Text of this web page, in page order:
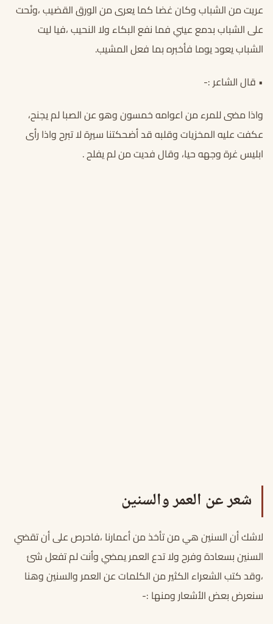
عريت من الشباب وكان غضا كما يعرى من الورق القضيب ،ونُحت
على الشباب بدمع عيني فما نفع البكاء ولا النحيب ،فيا ليت
الشباب يعود يوما فأخبره بما فعل المشيب.
• قال الشاعر :-
واذا مضى للمرء من اعوامه خمسون وهو عن الصبا لم يجنح،
عكفت عليه المخزيات وقلبه قد أضحكتنا سيرة لا تبرح واذا رأى
ابليس غرة وجهه حيا، وقال فديت من لم يفلح .
شعر عن العمر والسنين
لاشك أن السنين هي من تأخذ من أعمارنا ،فاحرص على أن تقضي
السنين بسعادة وفرح ولا تدع العمر يمضي وأنت لم تفعل شئ
،وقد كتب الشعراء الكثير من الكلمات عن العمر والسنين وهنا
سنعرض بعض الأشعار ومنها :-